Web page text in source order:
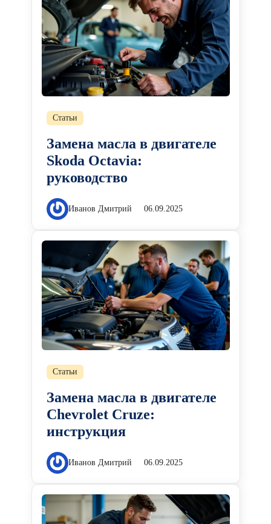
Статьи
Замена масла в двигателе
Skoda Octavia:
руководство
Иванов Дмитрий 06.09.2025
Статьи
Замена масла в двигателе
Chevrolet Cruze:
инструкция
Иванов Дмитрий 06.09.2025